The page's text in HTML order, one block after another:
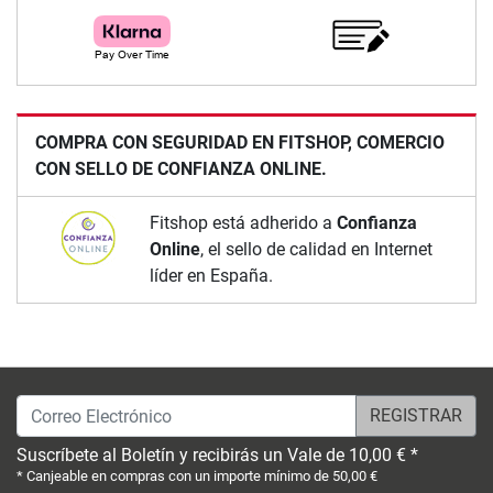
COMPRA CON SEGURIDAD EN FITSHOP, COMERCIO
CON SELLO DE CONFIANZA ONLINE.
Fitshop está adherido a Confianza
Online, el sello de calidad en Internet
líder en España.
Correo Electrónico
Suscríbete al Boletín y recibirás un Vale de 10,00 € *
* Canjeable en compras con un importe mínimo de 50,00 €